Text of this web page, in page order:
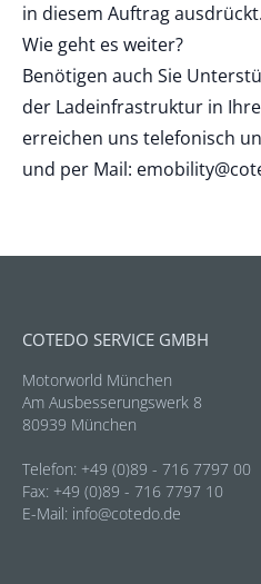
in diesem Auftrag ausdrückt.
Wie geht es weiter?
Benötigen auch Sie
der Ladeinfrastruktur in
erreichen uns telefonisch
und per Mail:
COTEDO SERVICE GMBH
Motorworld München
Am Ausbesserungswerk 8
80939 München
Telefon: +49 (0)89 - 716 7797 00
Fax: +49 (0)89 - 716 7797 10
E-Mail: info@cotedo.de